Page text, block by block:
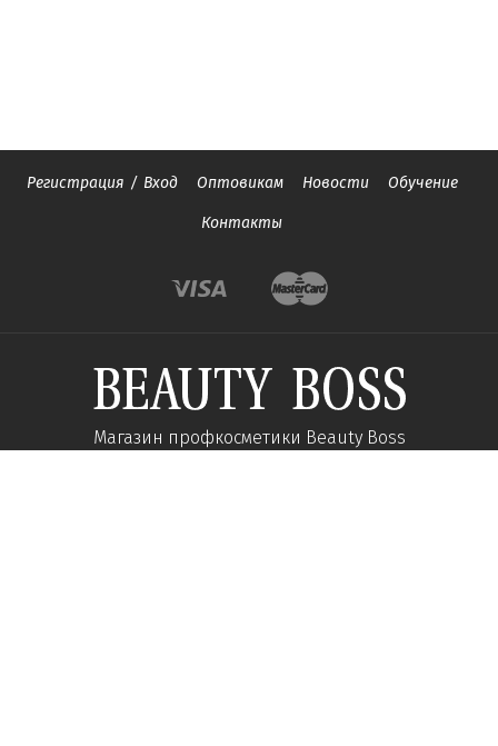
Регистрация / Вход Оптовикам Новости Обучение
Контакты
Магазин профкосметики Beauty Boss